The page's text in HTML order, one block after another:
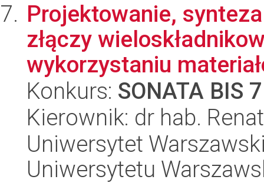
Projektowanie,
złączy
wykorzystaniu
Konkurs: SONATA BIS 7
Kierownik: dr hab.
Uniwersytet
Uniwersytetu